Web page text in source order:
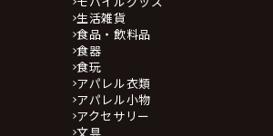
生活雑貨
食品・飲料品
食器
食玩
アパレル衣類
アパレル小物
アクセサリー
文具